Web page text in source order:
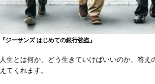
『ジーサンズ はじめての銀行強盗』
人生とは何か、どう生きていけばいいのか、答
えてくれます。